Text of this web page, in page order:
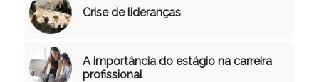
Crise de lideranças
A importância do estágio na carreira
profissional